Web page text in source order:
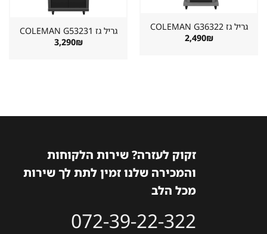
גריל גז ⁦COLEMAN G36322⁩
2,490₪
גריל גז ⁦COLEMAN G53231⁩
3,290₪
זקוק לעזרה? שירות הלקוחות
והמכירה שלנו זמין לתת לך שירות
מכל הלב
072-39-22-322